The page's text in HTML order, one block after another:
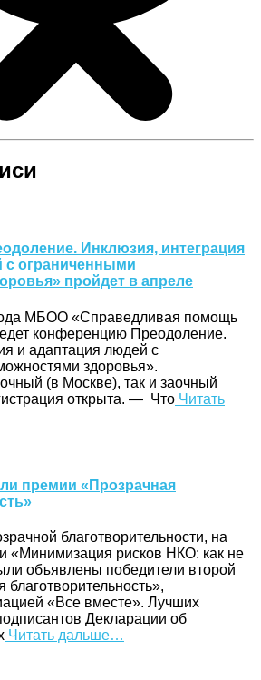
Инклюзия, интеграция
с ограниченными
пройдет в апреле
МБОО «Справедливая помощь
конференцию Преодоление.
и адаптация людей с
здоровья».
(в Москве), так и заочный
открыта. — Что Читать
премии «Прозрачная
благотворительности, на
«Минимизация рисков НКО: как не
объявлены победители второй
«Все вместе». Лучших
Декларации об
Читать дальше…